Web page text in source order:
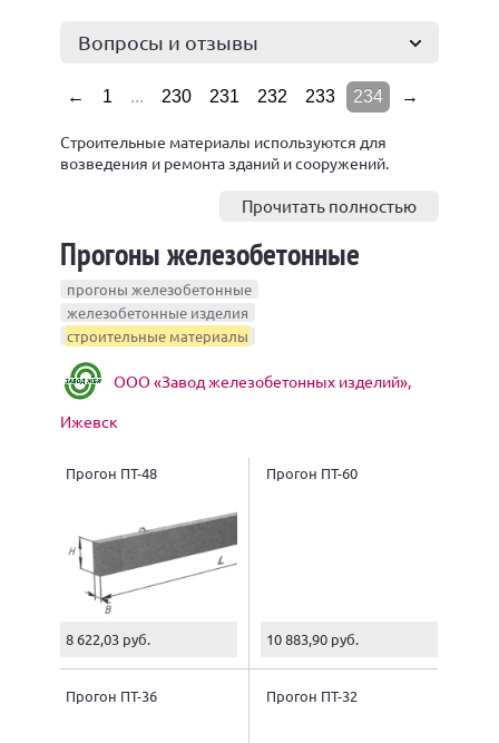
Вопросы и отзывы
← 1 ... 230 231 232 233 234 →
Строительные материалы используются для
возведения и ремонта зданий и сооружений.
— древесина, камень, кирпич. Благодаря
строительные материалы — бетон, сталь, стекло и
пластмасса.
Строительные материалы по применению
разделяются на две основные категории.
Первая — конструкционные строительные
материалы: кирпич, бетон, цемент, лесоматериалы
и др.
Вторая — строительные материалы специального
теплоизоляционные, акустические, отделочные и
др.
Прочитать полностью
Прогоны железобетонные
прогоны железобетонные
железобетонные изделия
строительные материалы
ООО «Завод железобетонных изделий»,
Ижевск
Прогон ПТ-48
8 622,03 руб.
Прогон ПТ-60
10 883,90 руб.
Прогон ПТ-36 Прогон ПТ-32